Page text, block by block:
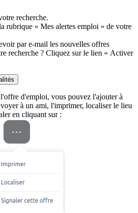
recherche.
rubrique « Mes alertes emploi » de votre
par e-mail les nouvelles offres
recherche ? Cliquez sur le lien « Activer
d'emploi, vous pouvez l'ajouter à
à un ami, l'imprimer, localiser le lieu
en cliquant sur :